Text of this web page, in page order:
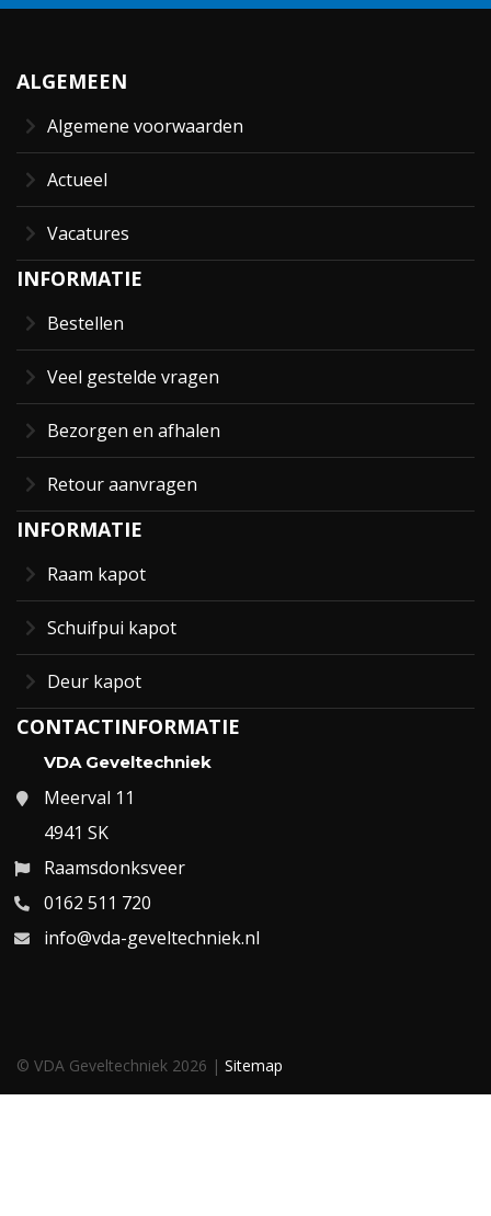
ALGEMEEN
Algemene voorwaarden
Actueel
Vacatures
INFORMATIE
Bestellen
Veel gestelde vragen
Bezorgen en afhalen
Retour aanvragen
INFORMATIE
Raam kapot
Schuifpui kapot
Deur kapot
CONTACTINFORMATIE
VDA Geveltechniek
Meerval 11
4941 SK
Raamsdonksveer
0162 511 720
info@vda-geveltechniek.nl
© VDA Geveltechniek 2026 | Sitemap